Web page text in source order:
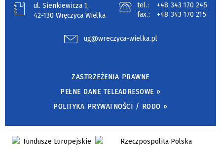
ul. Sienkiewicza 1,
42-130 Wręczyca Wielka
tel.:
+48 343 170 245
fax.:
+48 343 170 215
ug@wreczyca-wielka.pl
ZASTRZEŻENIA PRAWNE
PEŁNE DANE TELEADRESOWE »
POLITYKA PRYWATNOŚCI / RODO »